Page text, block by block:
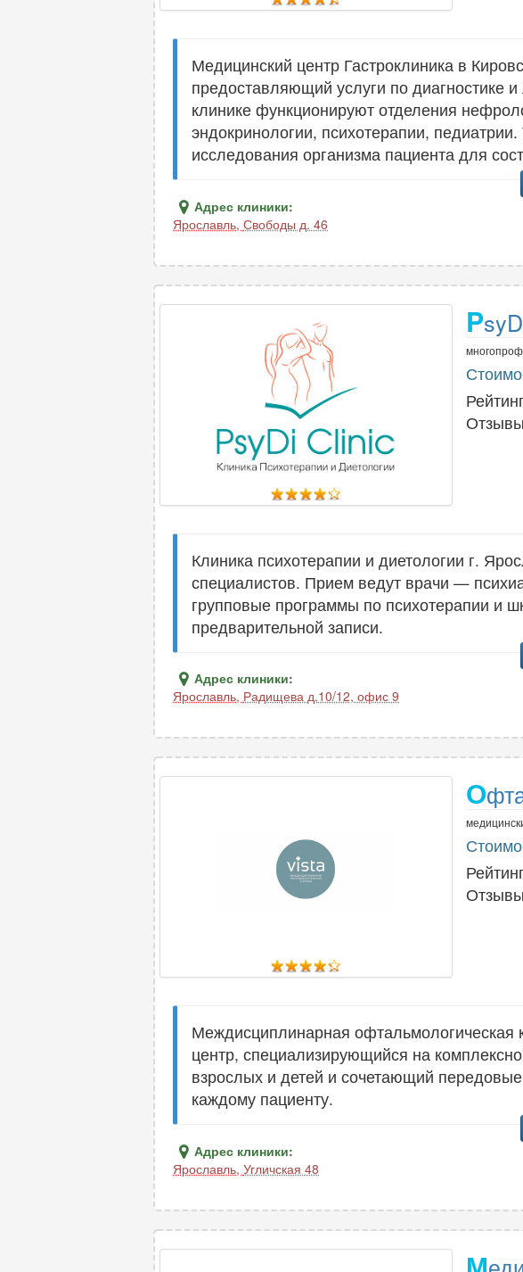
Медицинский центр Гастроклиника в
предоставляющий услуги по диагностике
клинике функционируют отделения
эндокринологии, психотерапии,
исследования организма пациента для
Адрес клиники:
Ярославль, Свободы д. 46
P
Клиника психотерапии и диетологии г.
специалистов. Прием ведут врачи —
групповые программы по психотерапии и
предварительной записи.
Адрес клиники:
Ярославль, Радищева д.10/12, офис 9
О
Междисциплинарная
центр, специализирующийся на
взрослых и детей и сочетающий
каждому пациенту.
Адрес клиники:
Ярославль, Угличская 48